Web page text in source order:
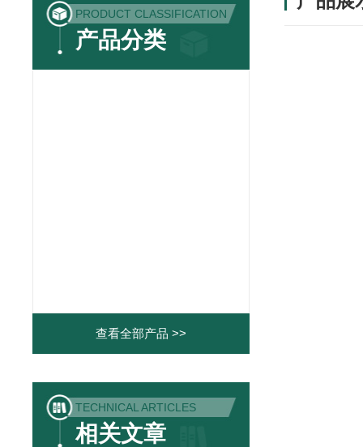
PRODUCT CLASSIFICATION
产品分类
查看全部产品 >>
TECHNICAL ARTICLES
相关文章